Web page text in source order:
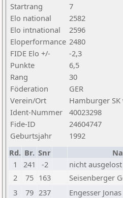
Startrang
7
Elo national
2582
Elo intnational
2596
Eloperformance 2480
FIDE Elo +/-
-2,3
Punkte
6,5
Rang
30
Föderation
GER
Verein/Ort
Hamburger SK
Ident-Nummer
40023298
Fide-ID
24604747
Geburtsjahr
1992
Rd. Br. Snr
1
241 -2 nicht ausgelost
2
75 163 Seisenberger
3
79 237 Engesser Jonas